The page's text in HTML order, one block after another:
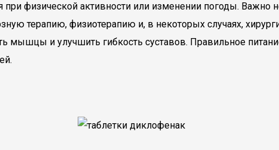
физической активности или изменении погоды. Важно
терапию, физиотерапию и, в некоторых случаях,
мышцы и улучшить гибкость суставов. Правильное